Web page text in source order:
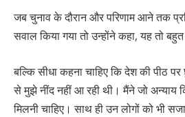
जब चुनाव के दौरान और परिणाम आने तक
सवाल किया गया तो उन्होंने कहा, यह तो
बल्कि सीधा कहना चाहिए कि देश की पीठ
से मुझे नींद नहीं आ रही थी। मैंने जो अन्याय
मिलनी चाहिए। साथ ही उन लोगों को भी